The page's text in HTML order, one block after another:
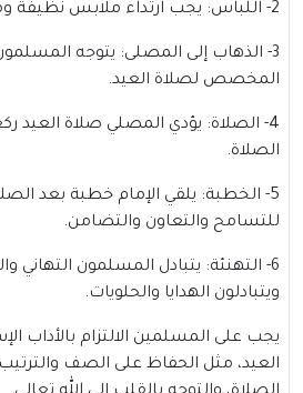
2- اللباس: يجب ارتداء ملابس نظيفة ومحتشمة.
3- الذهاب إلى المصلى: يتوجه
المخصص لصلاة العيد.
4- الصلاة: يؤدي المصلي صلاة العيد
الصلاة.
5- الخطبة: يلقي الإمام خطبة بعد
للتسامح والتعاون والتضامن.
6- التهنئة: يتبادل المسلمون التهاني
ويتبادلون الهدايا والحلويات.
يجب على المسلمين الالتزام بالأداب
العيد، مثل الحفاظ على الصف